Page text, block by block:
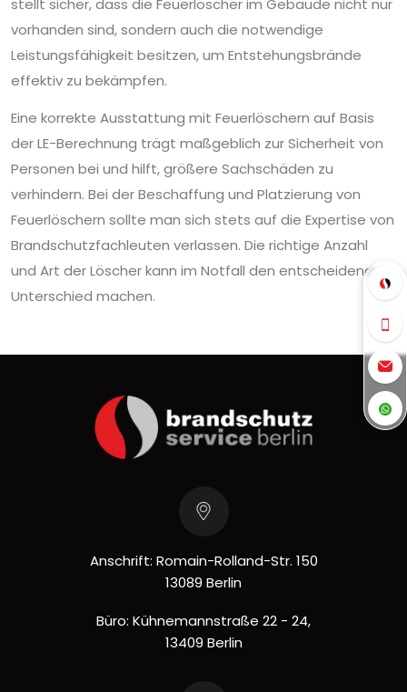
stellt sicher, dass die Feuerlöscher im Gebäude nicht nur
vorhanden sind, sondern auch die notwendige
Leistungsfähigkeit besitzen, um Entstehungsbrände
effektiv zu bekämpfen.
Eine korrekte Ausstattung mit Feuerlöschern auf Basis
der LE-Berechnung trägt maßgeblich zur Sicherheit von
Personen bei und hilft, größere Sachschäden zu
verhindern. Bei der Beschaffung und Platzierung von
Feuerlöschern sollte man sich stets auf die Expertise von
Brandschutzfachleuten verlassen. Die richtige Anzahl
und Art der Löscher kann im Notfall den entscheidenden
Unterschied machen.
Anschrift: Romain-Rolland-Str. 150
13089 Berlin
Büro: Kühnemannstraße 22 - 24,
13409 Berlin